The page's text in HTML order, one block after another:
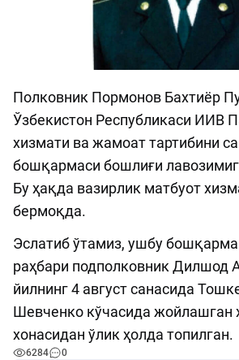
Полковник Пормонов Бахтиёр
Ўзбекистон Республикаси ИИВ
хизмати ва жамоат тартибини
бошқармаси бошлиғи
Бу ҳақда вазирлик матбуот
бермоқда.
Эслатиб ўтамиз, ушбу
раҳбари подполковник Дилшод
йилнинг 4 август санасида
Шевченко кўчасида жойлашган
хонасидан ўлик ҳолда топилган.
6284 0